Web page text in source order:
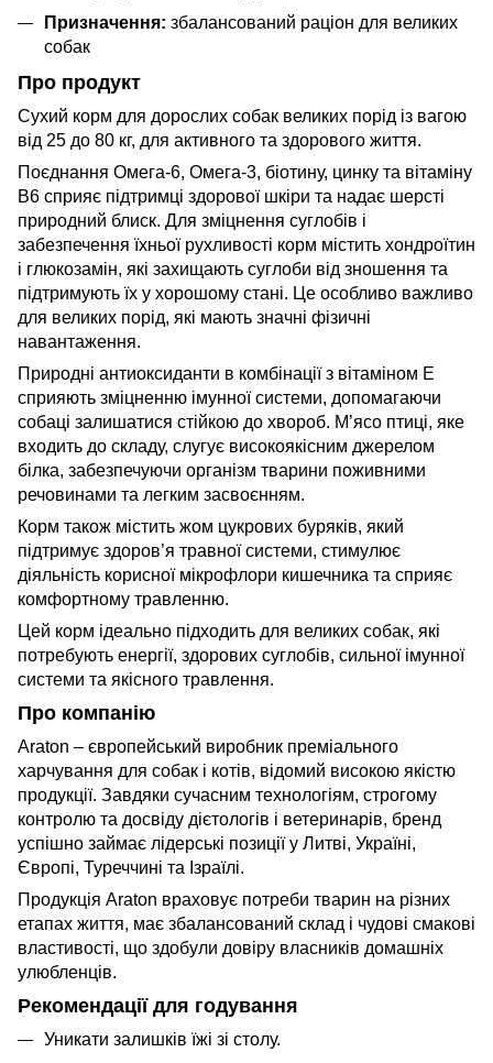
Призначення: збалансований раціон для великих
собак
Про продукт
Сухий корм для дорослих собак великих порід із вагою
від 25 до 80 кг, для активного та здорового життя.
Поєднання Омега-6, Омега-3, біотину, цинку та вітаміну
В6 сприяє підтримці здорової шкіри та надає шерсті
природний блиск. Для зміцнення суглобів і
забезпечення їхньої рухливості корм містить хондроїтин
і глюкозамін, які захищають суглоби від зношення та
підтримують їх у хорошому стані. Це особливо важливо
для великих порід, які мають значні фізичні
навантаження.
Природні антиоксиданти в комбінації з вітаміном Е
сприяють зміцненню імунної системи, допомагаючи
собаці залишатися стійкою до хвороб. М’ясо птиці, яке
входить до складу, слугує високоякісним джерелом
білка, забезпечуючи організм тварини поживними
речовинами та легким засвоєнням.
Корм також містить жом цукрових буряків, який
підтримує здоров’я травної системи, стимулює
діяльність корисної мікрофлори кишечника та сприяє
комфортному травленню.
Цей корм ідеально підходить для великих собак, які
потребують енергії, здорових суглобів, сильної імунної
системи та якісного травлення.
Про компанію
Araton – європейський виробник преміального
харчування для собак і котів, відомий високою якістю
продукції. Завдяки сучасним технологіям, строгому
контролю та досвіду дієтологів і ветеринарів, бренд
успішно займає лідерські позиції у Литві, Україні,
Європі, Туреччині та Ізраїлі.
Продукція Araton враховує потреби тварин на різних
етапах життя, має збалансований склад і чудові смакові
властивості, що здобули довіру власників домашніх
улюбленців.
Рекомендації для годування
Уникати залишків їжі зі столу.